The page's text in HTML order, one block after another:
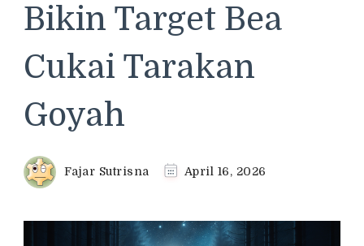
Bikin Target Bea
Cukai Tarakan
Goyah
Fajar Sutrisna April 16, 2026